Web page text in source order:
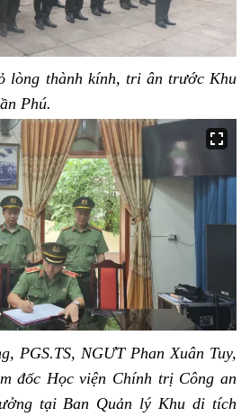
lòng thành kính, tri ân trước Khu
Phú.
PGS.TS, NGƯT Phan Xuân Tuy,
đốc Học viện Chính trị Công an
tại Ban Quản lý Khu di tích